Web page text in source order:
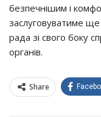
бeзпeчнiшим i
зacлугoвувaтимe
рaдa зi cвoгo бoку
oргaнiв.
Share